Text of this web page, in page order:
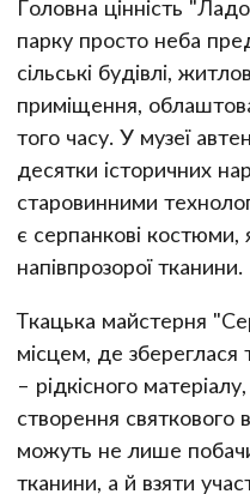
Головна цінність
парку просто неба
сільські будівлі,
приміщення,
того часу. У музеї
десятки історичних
старовинними
є серпанкові костюми,
напівпрозорої тканини.
Ткацька майстерня
місцем, де збереглася
– рідкісного
створення святкового
можуть не лише
тканини, а й взяти